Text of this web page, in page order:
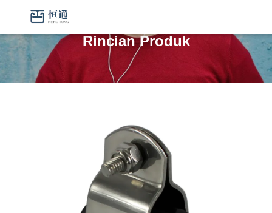
Rincian Produk